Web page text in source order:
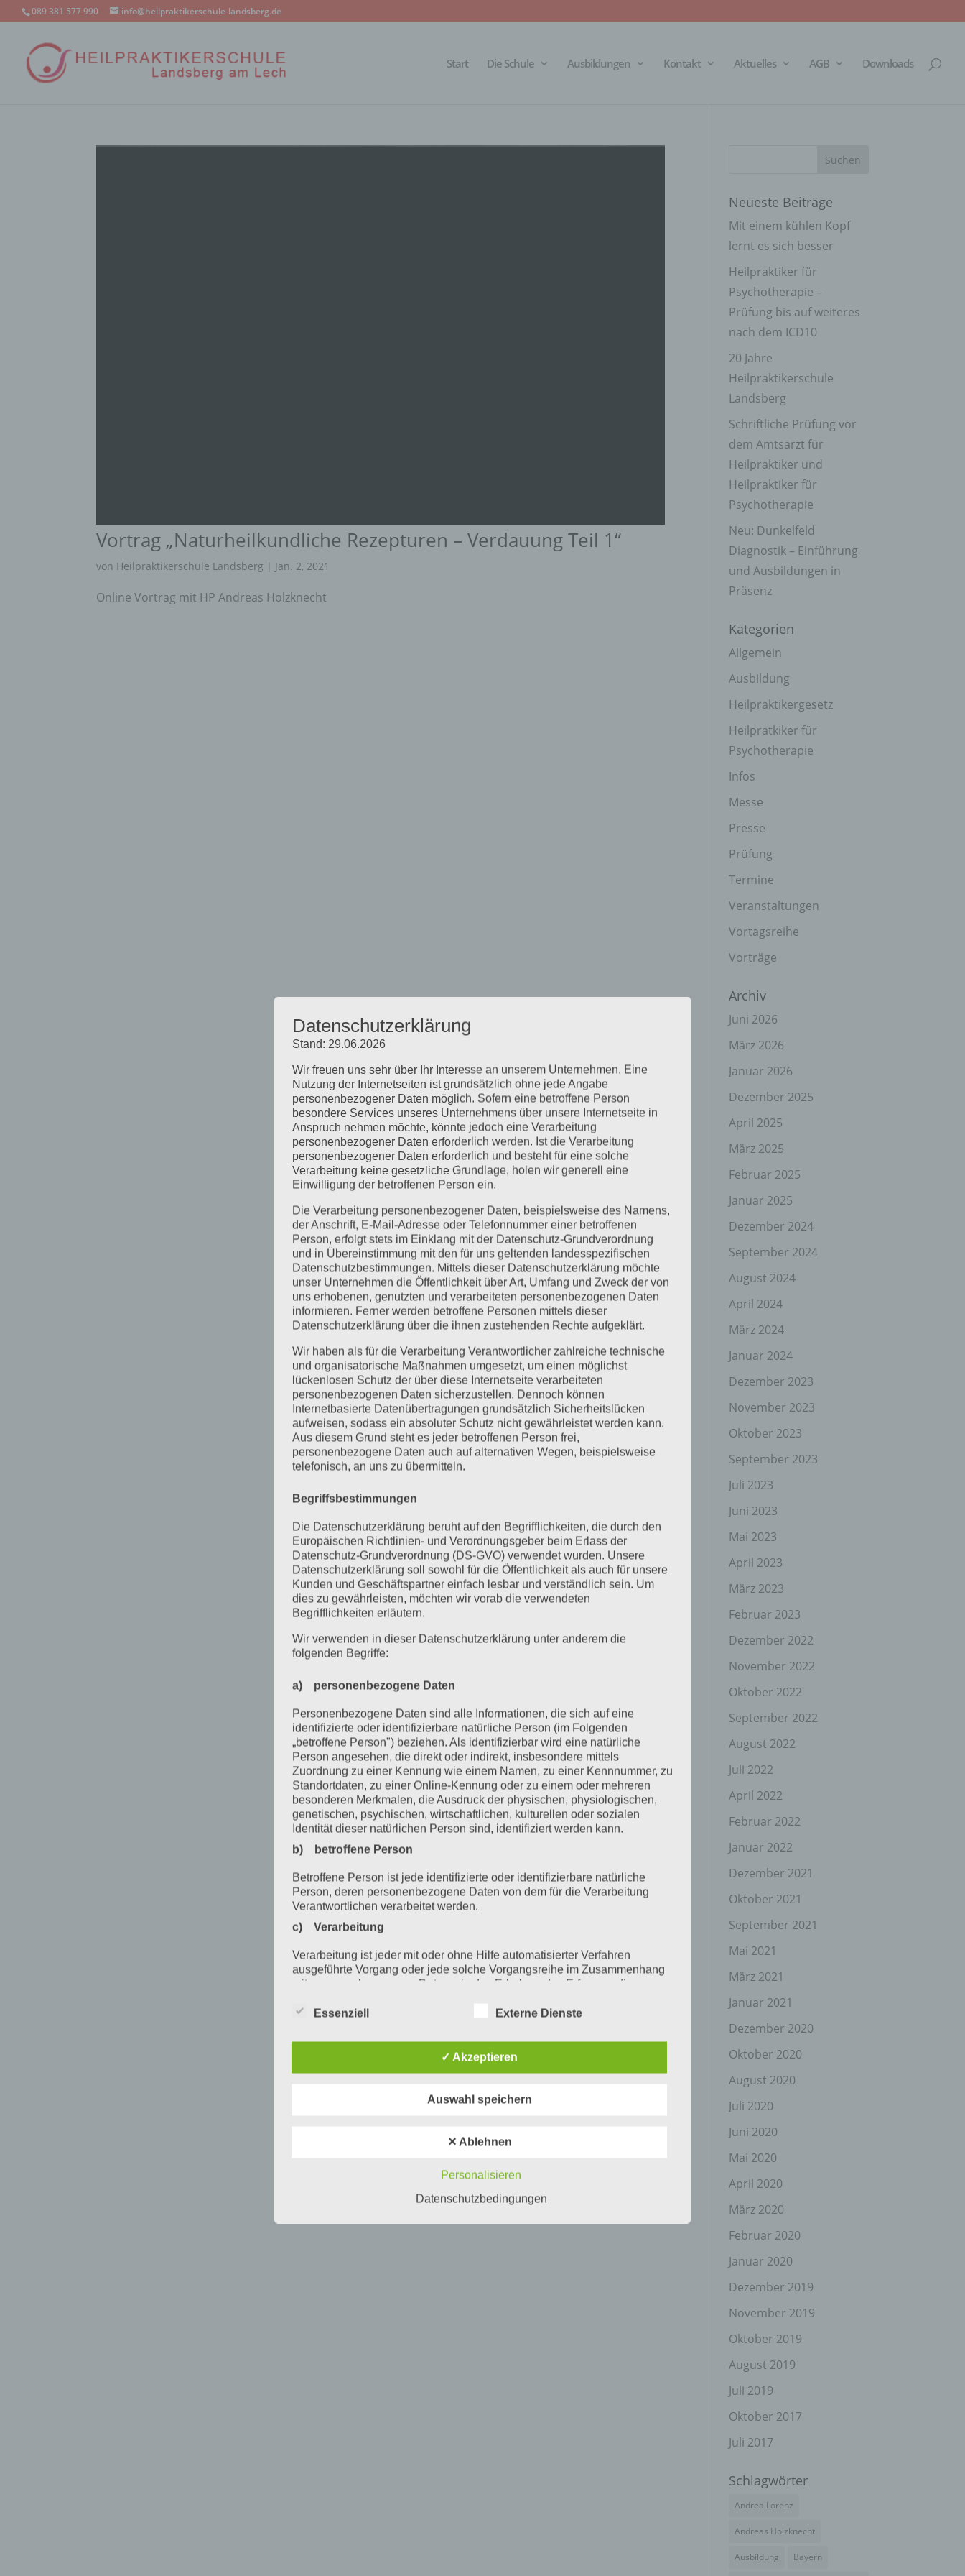
089 381 577 990 info@heilpraktikerschule-landsberg.de
Start Die Schule Ausbildungen Kontakt Aktuelles AGB Downloads
Vortrag „Naturheilkundliche Rezepturen – Verdauung Teil 1“
von Heilpraktikerschule Landsberg | Jan. 2, 2021
Online Vortrag mit HP Andreas Holzknecht
Neueste Beiträge
Mit einem kühlen Kopf
lernt es sich besser
Heilpraktiker für
Psychotherapie –
Prüfung bis auf weiteres
nach dem ICD10
20 Jahre
Heilpraktikerschule
Landsberg
Schriftliche Prüfung vor
dem Amtsarzt für
Heilpraktiker und
Heilpraktiker für
Psychotherapie
Neu: Dunkelfeld
Diagnostik – Einführung
und Ausbildungen in
Präsenz
Kategorien
Allgemein
Ausbildung
Heilpraktikergesetz
Heilpratkiker für
Psychotherapie
Infos
Messe
Presse
Prüfung
Termine
Veranstaltungen
Vortagsreihe
Vorträge
Archiv
Juni 2026
März 2026
Januar 2026
Dezember 2025
April 2025
März 2025
Februar 2025
Januar 2025
Dezember 2024
September 2024
August 2024
April 2024
März 2024
Januar 2024
Dezember 2023
November 2023
Oktober 2023
September 2023
Juli 2023
Juni 2023
Mai 2023
April 2023
März 2023
Februar 2023
Dezember 2022
November 2022
Oktober 2022
September 2022
August 2022
Juli 2022
April 2022
Februar 2022
Januar 2022
Dezember 2021
Oktober 2021
September 2021
Mai 2021
März 2021
Januar 2021
Dezember 2020
Oktober 2020
August 2020
Juli 2020
Juni 2020
Mai 2020
April 2020
März 2020
Februar 2020
Januar 2020
Dezember 2019
November 2019
Oktober 2019
August 2019
Juli 2019
Oktober 2017
Juli 2017
Schlagwörter
Andrea Lorenz
Andreas Holzknecht
Ausbildung Bayern
Datenschutzerklärung
Stand: 29.06.2026
Wir freuen uns sehr über Ihr Interesse an unserem Unternehmen. Eine
Nutzung der Internetseiten ist grundsätzlich ohne jede Angabe
personenbezogener Daten möglich. Sofern eine betroffene Person
besondere Services unseres Unternehmens über unsere Internetseite in
Anspruch nehmen möchte, könnte jedoch eine Verarbeitung
personenbezogener Daten erforderlich werden. Ist die Verarbeitung
personenbezogener Daten erforderlich und besteht für eine solche
Verarbeitung keine gesetzliche Grundlage, holen wir generell eine
Einwilligung der betroffenen Person ein.
Die Verarbeitung personenbezogener Daten, beispielsweise des Namens,
der Anschrift, E-Mail-Adresse oder Telefonnummer einer betroffenen
Person, erfolgt stets im Einklang mit der Datenschutz-Grundverordnung
und in Übereinstimmung mit den für uns geltenden landesspezifischen
Datenschutzbestimmungen. Mittels dieser Datenschutzerklärung möchte
unser Unternehmen die Öffentlichkeit über Art, Umfang und Zweck der von
uns erhobenen, genutzten und verarbeiteten personenbezogenen Daten
informieren. Ferner werden betroffene Personen mittels dieser
Datenschutzerklärung über die ihnen zustehenden Rechte aufgeklärt.
Wir haben als für die Verarbeitung Verantwortlicher zahlreiche technische
und organisatorische Maßnahmen umgesetzt, um einen möglichst
lückenlosen Schutz der über diese Internetseite verarbeiteten
personenbezogenen Daten sicherzustellen. Dennoch können
Internetbasierte Datenübertragungen grundsätzlich Sicherheitslücken
aufweisen, sodass ein absoluter Schutz nicht gewährleistet werden kann.
Aus diesem Grund steht es jeder betroffenen Person frei,
personenbezogene Daten auch auf alternativen Wegen, beispielsweise
telefonisch, an uns zu übermitteln.
Begriffsbestimmungen
Die Datenschutzerklärung beruht auf den Begrifflichkeiten, die durch den
Europäischen Richtlinien- und Verordnungsgeber beim Erlass der
Datenschutz-Grundverordnung (DS-GVO) verwendet wurden. Unsere
Datenschutzerklärung soll sowohl für die Öffentlichkeit als auch für unsere
Kunden und Geschäftspartner einfach lesbar und verständlich sein. Um
dies zu gewährleisten, möchten wir vorab die verwendeten
Begrifflichkeiten erläutern.
Wir verwenden in dieser Datenschutzerklärung unter anderem die
folgenden Begriffe:
a) personenbezogene Daten
Personenbezogene Daten sind alle Informationen, die sich auf eine
identifizierte oder identifizierbare natürliche Person (im Folgenden
„betroffene Person") beziehen. Als identifizierbar wird eine natürliche
Person angesehen, die direkt oder indirekt, insbesondere mittels
Zuordnung zu einer Kennung wie einem Namen, zu einer Kennnummer, zu
Standortdaten, zu einer Online-Kennung oder zu einem oder mehreren
besonderen Merkmalen, die Ausdruck der physischen, physiologischen,
genetischen, psychischen, wirtschaftlichen, kulturellen oder sozialen
Identität dieser natürlichen Person sind, identifiziert werden kann.
b) betroffene Person
Betroffene Person ist jede identifizierte oder identifizierbare natürliche
Person, deren personenbezogene Daten von dem für die Verarbeitung
Verantwortlichen verarbeitet werden.
c) Verarbeitung
Verarbeitung ist jeder mit oder ohne Hilfe automatisierter Verfahren
ausgeführte Vorgang oder jede solche Vorgangsreihe im Zusammenhang
mit personenbezogenen Daten wie das Erheben, das Erfassen, die
Veränderung, das Auslesen, das Abfragen, die Verwendung, die
Bereitstellung, den Abgleich oder die Verknüpfung, die Einschränkung, das
Löschen oder die Vernichtung.
d) Einschränkung der Verarbeitung
Einschränkung der Verarbeitung ist die Markierung gespeicherter
Profiling ist jede Art der automatisierten Verarbeitung personenbezogener
Daten, die darin besteht, dass diese personenbezogenen Daten verwendet
Person beziehen, zu bewerten, insbesondere, um Aspekte bezüglich
Essenziell Externe Dienste
✓ Akzeptieren
Auswahl speichern
✕ Ablehnen
Personalisieren
Datenschutzbedingungen